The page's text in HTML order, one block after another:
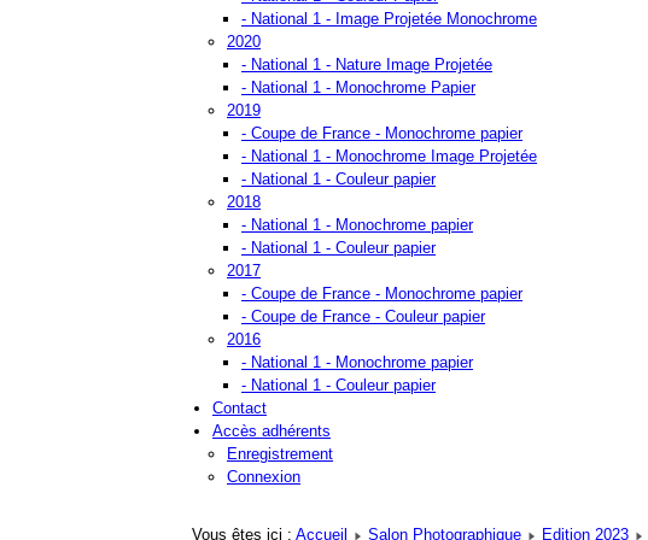
- National 1 - Image Projetée Monochrome
2020
- National 1 - Nature Image Projetée
- National 1 - Monochrome Papier
2019
- Coupe de France - Monochrome papier
- National 1 - Monochrome Image Projetée
- National 1 - Couleur papier
2018
- National 1 - Monochrome papier
- National 1 - Couleur papier
2017
- Coupe de France - Monochrome papier
- Coupe de France - Couleur papier
2016
- National 1 - Monochrome papier
- National 1 - Couleur papier
Contact
Accès adhérents
Enregistrement
Connexion
Vous êtes ici : Accueil Salon Photographique Edition 2023